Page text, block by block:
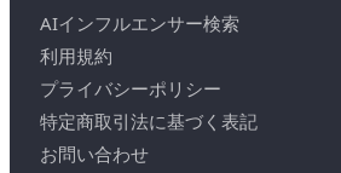
AIインフルエンサー検索
利用規約
プライバシーポリシー
特定商取引法に基づく表記
お問い合わせ